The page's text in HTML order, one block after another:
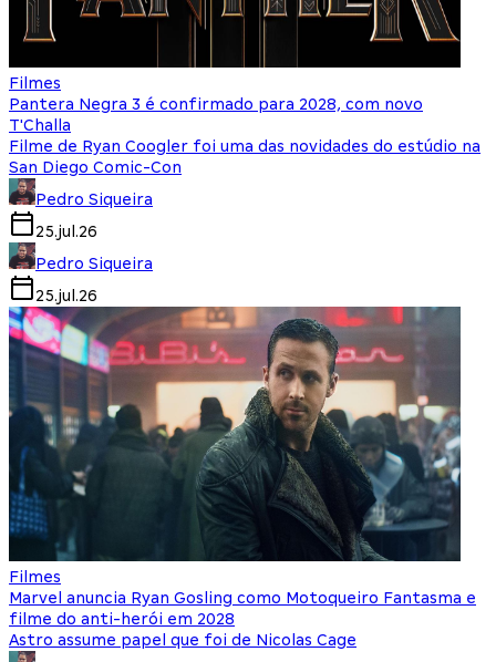
Filmes
Pantera Negra 3 é confirmado para 2028, com novo
T'Challa
Filme de Ryan Coogler foi uma das novidades do estúdio na
San Diego Comic-Con
Pedro Siqueira
25.jul.26
Pedro Siqueira
25.jul.26
Filmes
Marvel anuncia Ryan Gosling como Motoqueiro Fantasma e
filme do anti-herói em 2028
Astro assume papel que foi de Nicolas Cage